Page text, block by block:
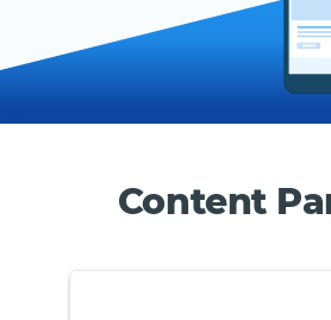
Content